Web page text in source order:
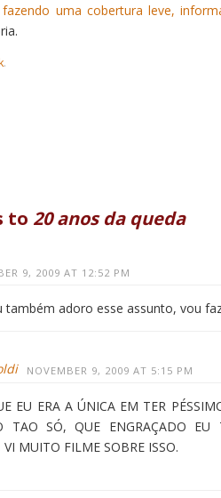
uma cobertura leve,
.
to 20 anos da queda
9, 2009 AT 12:52 PM
também adoro esse assunto, vou
NOVEMBER 9, 2009 AT 5:15 PM
EU ERA A ÚNICA EM TER
TAO SÓ, QUE ENGRAÇADO EU
MUITO FILME SOBRE ISSO.